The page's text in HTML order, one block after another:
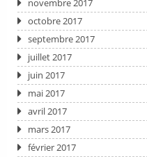
novembre 2017
octobre 2017
septembre 2017
juillet 2017
juin 2017
mai 2017
avril 2017
mars 2017
février 2017